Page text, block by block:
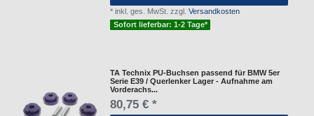
*inkl. ges. MwSt. zzgl.Versandkosten
Sofort lieferbar: 1-2 Tage*
TA Technix PU-Buchsen passend für BMW 5er
Serie E39 / Querlenker Lager - Aufnahme am
Vorderachs...
80,75 € *